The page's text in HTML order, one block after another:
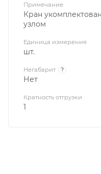
Примечание
Кран
узлом
Единица измерения
шт.
Негабарит ?
Нет
Кратность отгрузки
1